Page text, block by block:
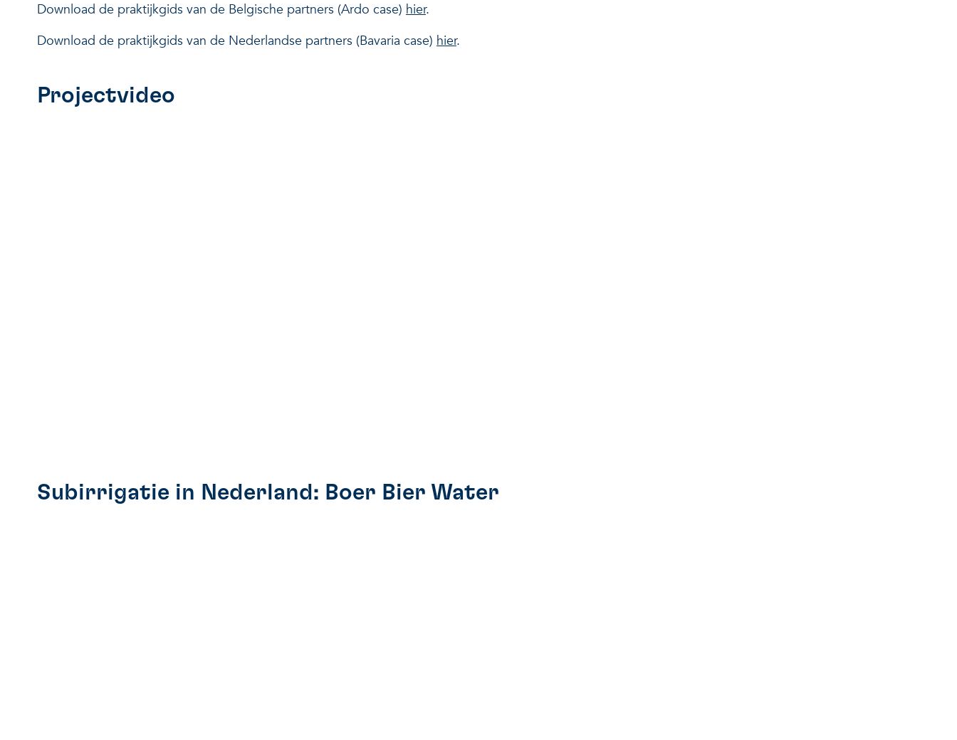
Download de praktijkgids van de Belgische partners (Ardo case) hier.
Download de praktijkgids van de Nederlandse partners (Bavaria case) hier.
Projectvideo
Subirrigatie in Nederland: Boer Bier Water